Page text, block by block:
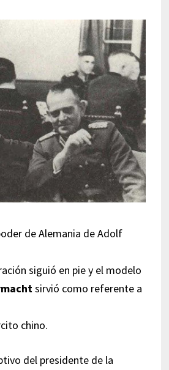
de Alemania de Adolf
siguió en pie y el modelo
sirvió como referente a
chino.
del presidente de la